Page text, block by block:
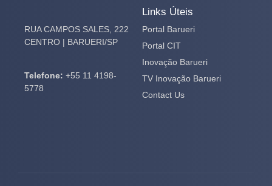
RUA CAMPOS SALES, 222
CENTRO | BARUERI/SP
Telefone: +55 11 4198-
5778
Links Úteis
Portal Barueri
Portal CIT
Inovação Barueri
TV Inovação Barueri
Contact Us